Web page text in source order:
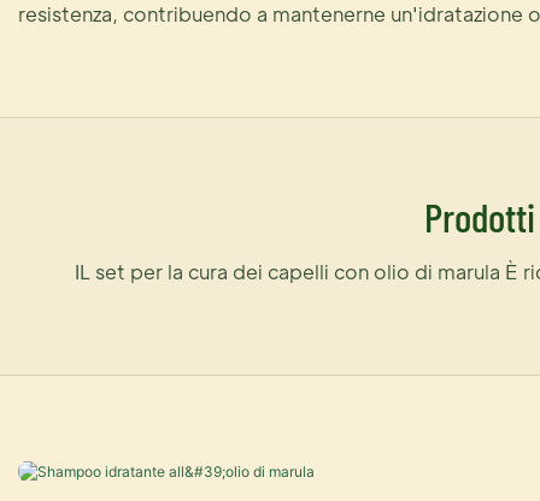
resistenza, contribuendo a mantenerne un'idratazione
IL set per la cura dei capelli con olio di marula È